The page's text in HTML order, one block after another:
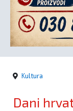
kronika
Politika
Kultura
Dani